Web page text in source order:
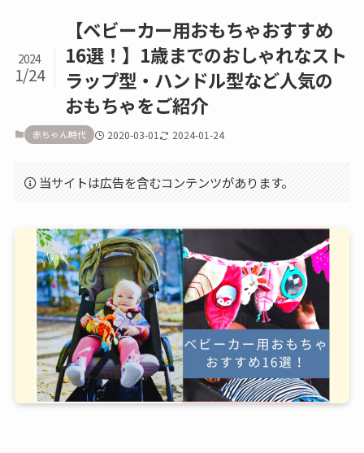
【ベビーカー用おもちゃおすすめ
16選！】1歳までのおしゃれなスト
ラップ型・ハンドル型など人気の
おもちゃをご紹介
2024
1/24
赤ちゃん時代 2020-03-01 2024-01-24
当サイトは広告を含むコンテンツがあります。